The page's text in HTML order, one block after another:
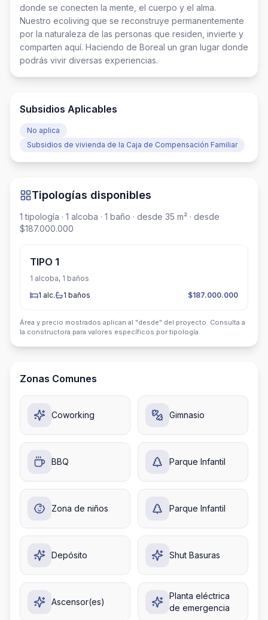
donde se conecten la mente, el cuerpo y el alma.
Nuestro ecoliving que se reconstruye permanentemente
por la naturaleza de las personas que residen, invierte y
comparten aquí. Haciendo de Boreal un gran lugar donde
podrás vivir diversas experiencias.
Subsidios Aplicables
No aplica
Subsidios de vivienda de la Caja de Compensación Familiar
Tipologías disponibles
1 tipología · 1 alcoba · 1 baño · desde 35 m² · desde
$187.000.000
TIPO 1
1 alcoba, 1 baños
1 alc. 1 baños $187.000.000
Área y precio mostrados aplican al "desde" del proyecto. Consulta a
la constructora para valores específicos por tipología.
Zonas Comunes
Coworking Gimnasio
BBQ Parque Infantil
Zona de niños Parque Infantil
Depósito Shut Basuras
Ascensor(es)
Planta eléctrica
de emergencia